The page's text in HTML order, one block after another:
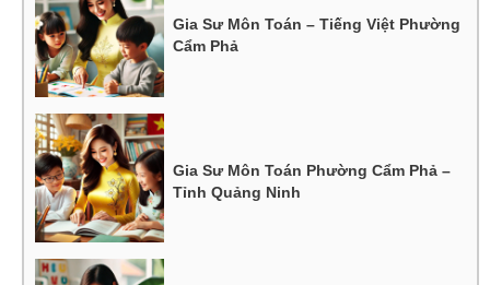
Gia Sư Môn Toán – Tiếng Việt Phường
Cẩm Phả
Gia Sư Môn Toán Phường Cẩm Phả –
Tỉnh Quảng Ninh